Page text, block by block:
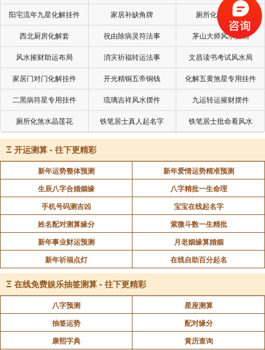
声明：部分内容来于网络，如有侵权，请联系我们删除！以上内容，并
不代表易德轩观点。
阳宅流年九星化解挂件 家居补缺角牌 厕所化秽气煞套
西北厨房化解套 祝由除病灵符法事 茅山大师风水挂画
风水摧财助运布局 消灾祈福转运法事 文昌读书考试风水局
家居门对门化解挂件 开光精铜五帝铜钱 化解五黄煞星专用挂件
二黑病符星专用挂件 琉璃吉祥风水摆件 九运转运摧财摆件
厕所化煞水晶莲花 铁笔居士真人起名字 铁笔居士批命看风水
Ξ 开运测算 - 往下更精彩
新年运势整体预测
新年爱情运势精准预测
生辰八字合婚姻缘
八字精批一生命理
手机号码测吉凶
宝宝在线起名字
姓名配对测算缘分
紫微斗数一生精批
新年事业财运预测
月老姻缘算婚姻
新年祈福点灯
在线自助百分起名
Ξ 在线免费娱乐抽签测算 - 往下更精彩
八字预测
星座测算
抽签运势
配对缘分
康熙字典
黄历查询